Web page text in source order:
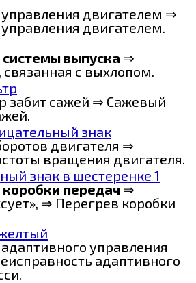
двигателем ⇒
двигателем.
выпуска ⇒
с выхлопом.
забит сажей ⇒ Сажевый
двигателя ⇒
вращения двигателя.
передач ⇒
⇒ Перегрев коробки
управления
адаптивного